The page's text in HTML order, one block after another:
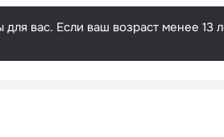
вас. Если ваш возраст менее 13